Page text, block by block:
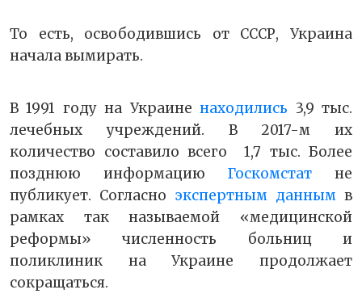
То есть, освободившись от СССР, Украина
начала вымирать.
В 1991 году на Украиненаходились 3,9 тыс.
лечебных учреждений. В 2017-м их
количество составило всего 1,7 тыс. Более
позднюю информацию Госкомстат не
публикует. Согласно экспертным даннымв
рамках так называемой «медицинской
реформы» численность больниц и
поликлиник на Украине продолжает
сокращаться.